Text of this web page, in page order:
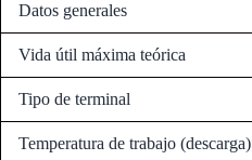
Datos generales
Vida útil máxima teórica
Tipo de terminal
Temperatura de trabajo (descarga)